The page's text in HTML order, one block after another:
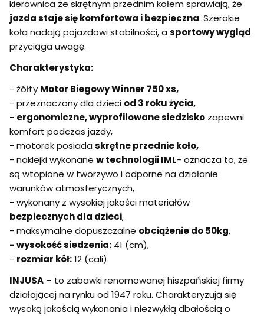
kierownica ze skrętnym przednim kołem sprawiają, że
jazda staje się komfortowa i bezpieczna. Szerokie
koła nadają pojazdowi stabilności, a sportowy wygląd
przyciąga uwagę.
Charakterystyka:
- żółty Motor Biegowy Winner 750 xs,
- przeznaczony dla dzieci od 3 roku życia,
- ergonomiczne, wyprofilowane siedzisko zapewni
komfort podczas jazdy,
- motorek posiada skrętne przednie koło,
- naklejki wykonane w technologii IML- oznacza to, że
są wtopione w tworzywo i odporne na działanie
warunków atmosferycznych,
- wykonany z wysokiej jakości materiałów
bezpiecznych dla dzieci,
- maksymalne dopuszczalne obciążenie do 50kg,
- wysokość siedzenia: 41 (cm),
- rozmiar kół:12 (cali).
INJUSA – to zabawki renomowanej hiszpańskiej firmy
działającej na rynku od 1947 roku. Charakteryzują się
wysoką jakością wykonania i niezwykłą dbałością o